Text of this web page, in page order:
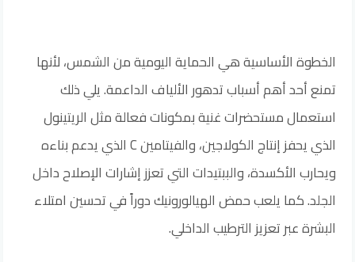
الخطوة الأساسية هي الحماية اليومية من الشمس، لأنها
تمنع أحد أهم أسباب تدهور الألياف الداعمة. يلي ذلك
استعمال مستحضرات غنية بمكونات فعالة مثل الريتينول
الذي يحفز إنتاج الكولاجين، والفيتامين C الذي يدعم بناءه
ويحارب الأكسدة، والببتيدات التي تعزز إشارات الإصلاح داخل
الجلد. كما يلعب حمض الهيالورونيك دوراً في تحسين امتلاء
البشرة عبر تعزيز الترطيب الداخلي.